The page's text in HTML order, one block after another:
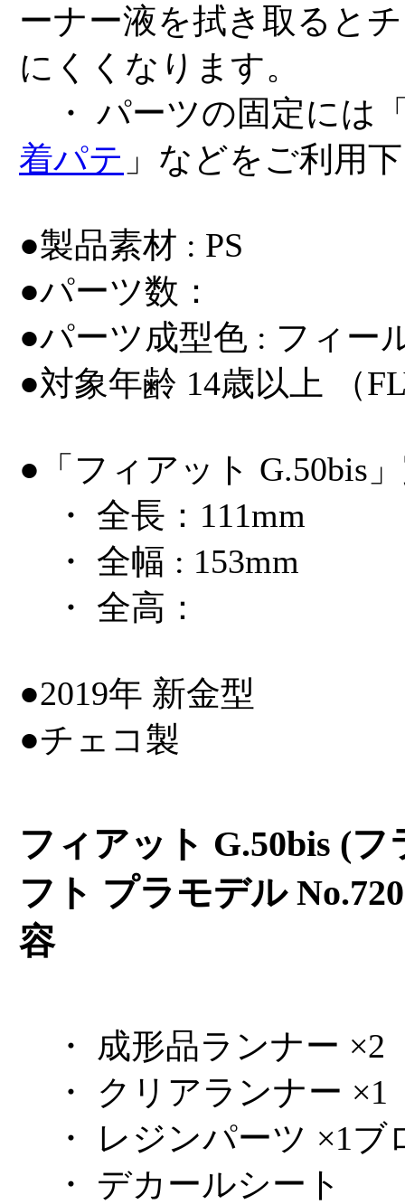
ーナー液を拭き取ると
にくくなります。
・ パーツの固定には
着パテ 」などをご利用
●製品素材 : PS
●パーツ数：
●パーツ成型色 : フィー
●対象年齢 14歳以上 （
●「フィアット G.50bis
・ 全長：111mm
・ 全幅 : 153mm
・ 全高：
●2019年 新金型
●チェコ製
フィアット G.50bis (
フト プラモデル
容
・ 成形品ランナー ×2
・ クリアランナー ×1
・ レジンパーツ ×1ブ
・ デカールシート